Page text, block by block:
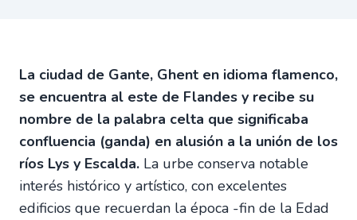
La ciudad de Gante, Ghent en idioma flamenco,
se encuentra al este de Flandes y recibe su
nombre de la palabra celta que significaba
confluencia (ganda) en alusión a la unión de los
ríos Lys y Escalda. La urbe conserva notable
interés histórico y artístico, con excelentes
edificios que recuerdan la época -fin de la Edad